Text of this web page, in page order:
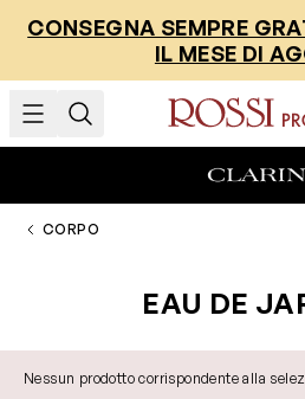
CONSEGNA SEMPRE
IL MESE DI
CORPO
EAU DE
Nessun prodotto corrispondente alla